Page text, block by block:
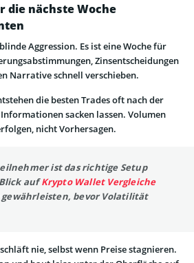
die nächste Woche
Aggression. Es ist eine Woche für
Zinsentscheidungen
Narrative schnell verschieben.
die besten Trades oft nach der
sacken lassen. Volumen
nicht Vorhersagen.
ist das richtige Setup
aufKrypto Wallet Vergleiche
bevor Volatilität
nie, selbst wenn Preise stagnieren.